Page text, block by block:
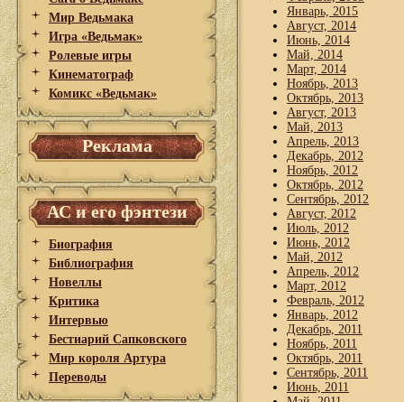
Мир Ведьмака
Игра «Ведьмак»
Ролевые игры
Кинематограф
Комикс «Ведьмак»
Реклама
АС и его фэнтези
Биография
Библиография
Новеллы
Критика
Интервью
Бестиарий Сапковского
Мир короля Артура
Переводы
Январь, 2015
Август, 2014
Июнь, 2014
Май, 2014
Март, 2014
Ноябрь, 2013
Октябрь, 2013
Август, 2013
Май, 2013
Апрель, 2013
Декабрь, 2012
Ноябрь, 2012
Октябрь, 2012
Сентябрь, 2012
Август, 2012
Июль, 2012
Июнь, 2012
Май, 2012
Апрель, 2012
Март, 2012
Февраль, 2012
Январь, 2012
Декабрь, 2011
Ноябрь, 2011
Октябрь, 2011
Сентябрь, 2011
Июнь, 2011